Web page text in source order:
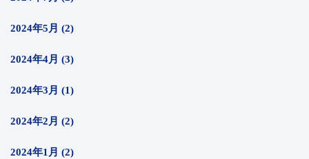
2024年5月 (2)
2024年4月 (3)
2024年3月 (1)
2024年2月 (2)
2024年1月 (2)